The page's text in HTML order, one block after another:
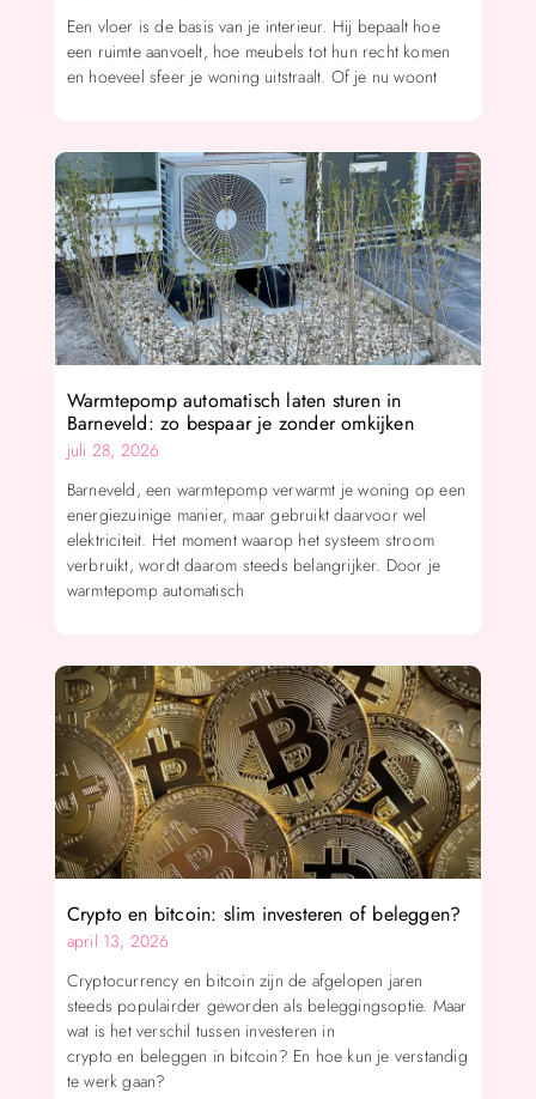
Een vloer is de basis van je interieur. Hij bepaalt hoe
een ruimte aanvoelt, hoe meubels tot hun recht komen
en hoeveel sfeer je woning uitstraalt. Of je nu woont
Warmtepomp automatisch laten sturen in
Barneveld: zo bespaar je zonder omkijken
juli 28, 2026
Barneveld, een warmtepomp verwarmt je woning op een
energiezuinige manier, maar gebruikt daarvoor wel
elektriciteit. Het moment waarop het systeem stroom
verbruikt, wordt daarom steeds belangrijker. Door je
warmtepomp automatisch
Crypto en bitcoin: slim investeren of beleggen?
april 13, 2026
Cryptocurrency en bitcoin zijn de afgelopen jaren
steeds populairder geworden als beleggingsoptie. Maar
wat is het verschil tussen investeren in
crypto en beleggen in bitcoin? En hoe kun je verstandig
te werk gaan?